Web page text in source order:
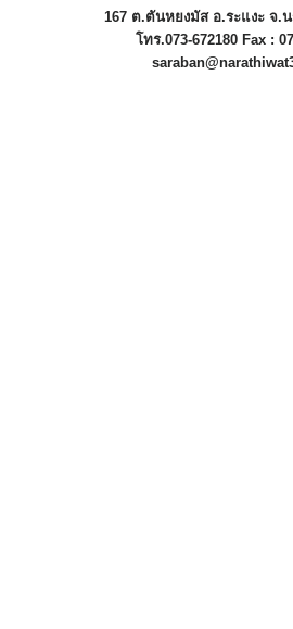
167 ต.ตันหยงมัส อ.ระแงะ จ.น
โทร.073-672180 Fax :